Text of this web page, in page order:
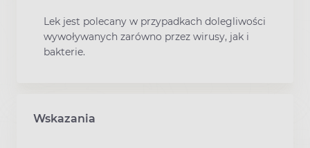
Lek jest polecany w przypadkach dolegliwości
wywoływanych zarówno przez wirusy, jak i
bakterie.
Wskazania